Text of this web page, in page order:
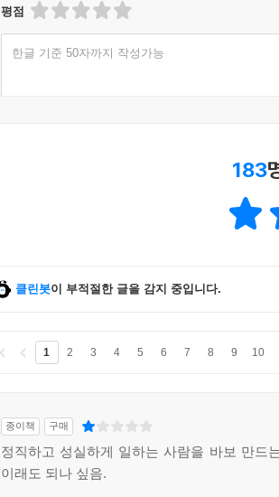
평점
한글 기준 50자까지 작성가능
183
클린봇이 부적절한 글을 감지 중입니다.
1 2 3 4 5 6 7 8 9 10
종이책 구매
정직하고 성실하게 일하는 사람을 바보 만드
이래도 되나 싶음.